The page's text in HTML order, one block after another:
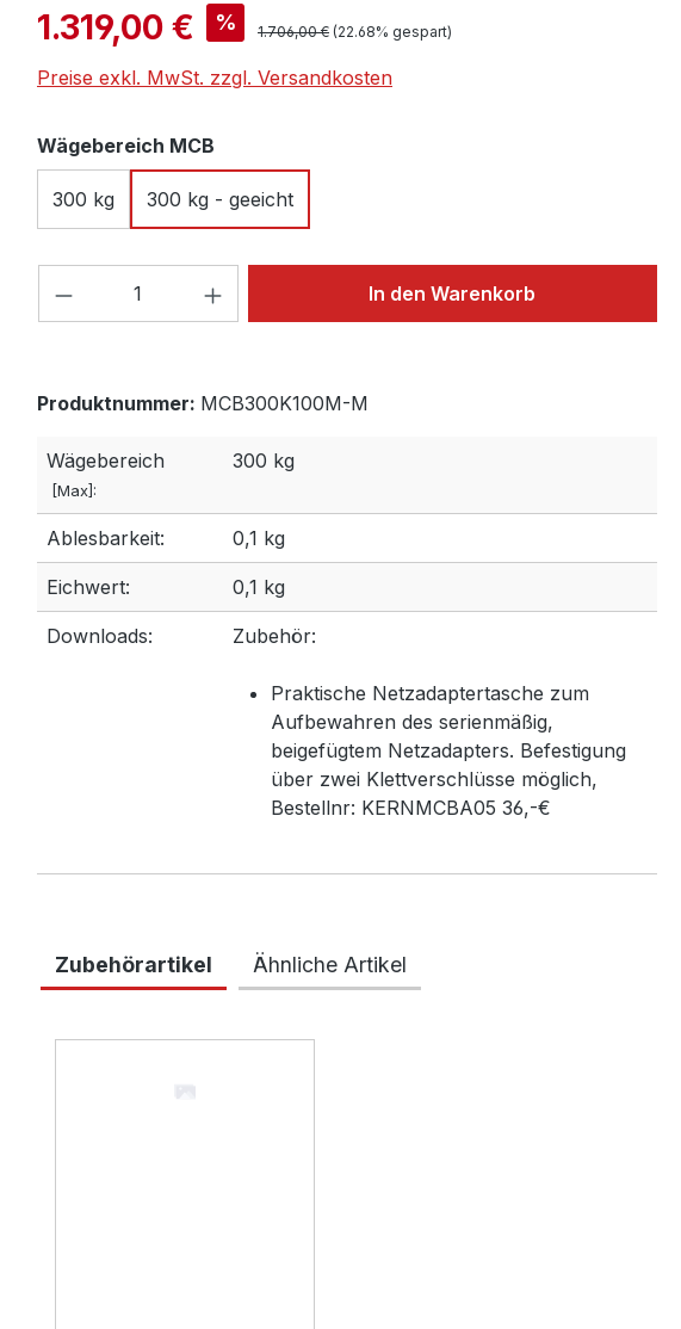
Verkaufspreis:
1.319,00 € % Regulärer Preis:
1.706,00 € (22.68% gespart)
Preise exkl. MwSt. zzgl. Versandkosten
Wägebereich MCB
300 kg 300 kg - geeicht
Produkt Anzahl: Gib den gewünschten Wert
In den Warenkorb
Produktnummer: MCB300K100M-M
Wägebereich
[Max]:
300 kg
Ablesbarkeit: 0,1 kg
Eichwert: 0,1 kg
Downloads: Zubehör:
Praktische Netzadaptertasche zum
Aufbewahren des serienmäßig,
beigefügtem Netzadapters. Befestigung
über zwei Klettverschlüsse möglich,
Bestellnr: KERNMCBA05 36,-€
Zubehörartikel Ähnliche Artikel